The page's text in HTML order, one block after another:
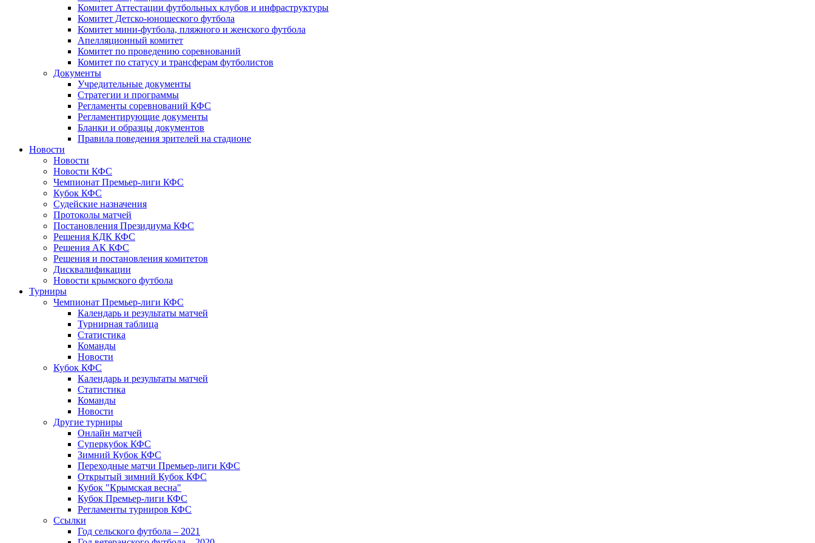
Комитет Аттестации футбольных клубов и инфраструктуры
Комитет Детско-юношеского футбола
Комитет мини-футбола, пляжного и женского футбола
Апелляционный комитет
Комитет по проведению соревнований
Комитет по статусу и трансферам футболистов
Документы
Учредительные документы
Стратегии и программы
Регламенты соревнований КФС
Регламентирующие документы
Бланки и образцы документов
Правила поведения зрителей на стадионе
Новости
Новости
Новости КФС
Чемпионат Премьер-лиги КФС
Кубок КФС
Судейские назначения
Протоколы матчей
Постановления Президиума КФС
Решения КДК КФС
Решения АК КФС
Решения и постановления комитетов
Дисквалификации
Новости крымского футбола
Турниры
Чемпионат Премьер-лиги КФС
Календарь и результаты матчей
Турнирная таблица
Статистика
Команды
Новости
Кубок КФС
Календарь и результаты матчей
Статистика
Команды
Новости
Другие турниры
Онлайн матчей
Суперкубок КФС
Зимний Кубок КФС
Переходные матчи Премьер-лиги КФС
Открытый зимний Кубок КФС
Кубок "Крымская весна"
Кубок Премьер-лиги КФС
Регламенты турниров КФС
Ссылки
Год сельского футбола – 2021